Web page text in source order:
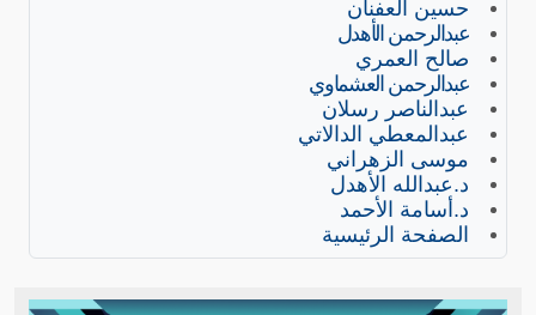
حسين العفنان
عبدالرحمن الأهدل
صالح العمري
عبدالرحمن العشماوي
عبدالناصر رسلان
عبدالمعطي الدالاتي
موسى الزهراني
د.عبدالله الأهدل
د.أسامة الأحمد
الصفحة الرئيسية